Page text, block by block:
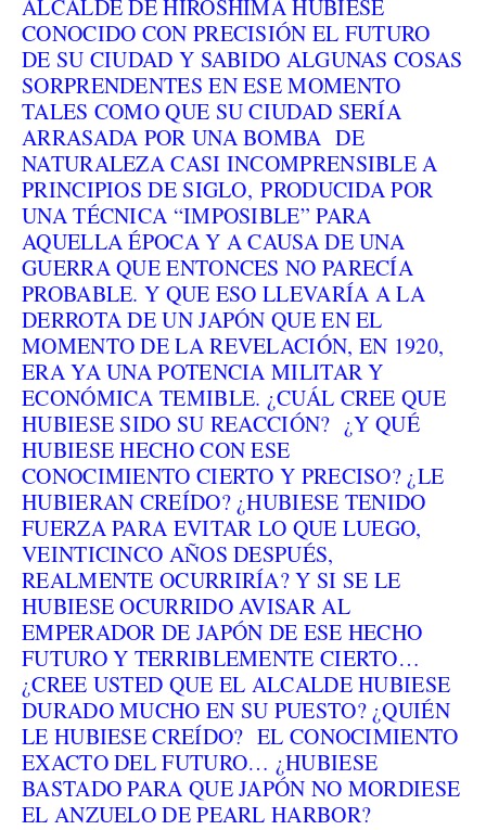
ALCALDE DE HIROSHIMA HUBIESE
CONOCIDO CON PRECISIÓN EL FUTURO
DE SU CIUDAD Y SABIDO ALGUNAS COSAS
SORPRENDENTES EN ESE MOMENTO
TALES COMO QUE SU CIUDAD SERÍA
ARRASADA POR UNA BOMBA DE
NATURALEZA CASI INCOMPRENSIBLE A
PRINCIPIOS DE SIGLO, PRODUCIDA POR
UNA TÉCNICA “IMPOSIBLE” PARA
AQUELLA ÉPOCA Y A CAUSA DE UNA
GUERRA QUE ENTONCES NO PARECÍA
PROBABLE. Y QUE ESO LLEVARÍA A LA
DERROTA DE UN JAPÓN QUE EN EL
MOMENTO DE LA REVELACIÓN, EN 1920,
ERA YA UNA POTENCIA MILITAR Y
ECONÓMICA TEMIBLE. ¿CUÁL CREE QUE
HUBIESE SIDO SU REACCIÓN? ¿Y QUÉ
HUBIESE HECHO CON ESE
CONOCIMIENTO CIERTO Y PRECISO? ¿LE
HUBIERAN CREÍDO? ¿HUBIESE TENIDO
FUERZA PARA EVITAR LO QUE LUEGO,
VEINTICINCO AÑOS DESPUÉS,
REALMENTE OCURRIRÍA? Y SI SE LE
HUBIESE OCURRIDO AVISAR AL
EMPERADOR DE JAPÓN DE ESE HECHO
FUTURO Y TERRIBLEMENTE CIERTO…
¿CREE USTED QUE EL ALCALDE HUBIESE
DURADO MUCHO EN SU PUESTO? ¿QUIÉN
LE HUBIESE CREÍDO? EL CONOCIMIENTO
EXACTO DEL FUTURO… ¿HUBIESE
BASTADO PARA QUE JAPÓN NO MORDIESE
EL ANZUELO DE PEARL HARBOR?